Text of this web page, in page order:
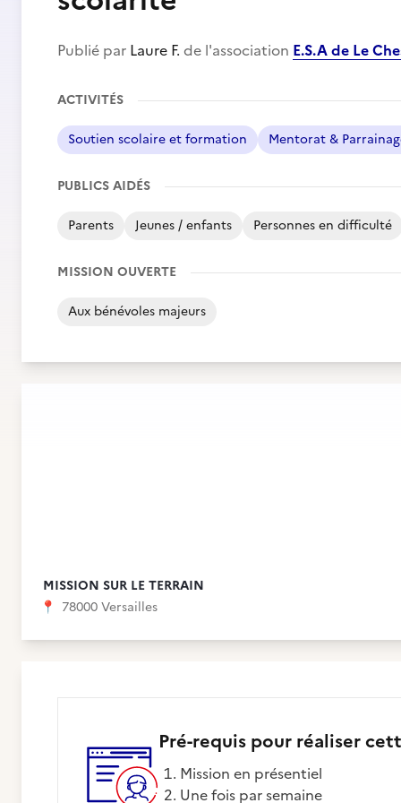
Publié par Laure F. de l'association E.S.A de Le
ACTIVITÉS
Soutien scolaire et formation Mentorat &
PUBLICS AIDÉS
Parents Jeunes / enfants Personnes en difficulté
MISSION OUVERTE
Aux bénévoles majeurs
MISSION SUR LE TERRAIN
📍 78000 Versailles
Pré-requis pour réaliser
Mission en présentiel
Une fois par semaine